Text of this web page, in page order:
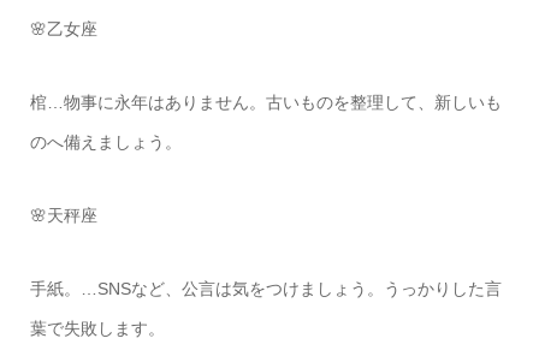
🌸乙女座
棺…物事に永年はありません。古いものを整理して、新しいも
のへ備えましょう。
🌸天秤座
手紙。…SNSなど、公言は気をつけましょう。うっかりした言
葉で失敗します。